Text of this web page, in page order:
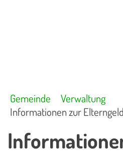
Gemeinde
Verwaltung
Informationen zur